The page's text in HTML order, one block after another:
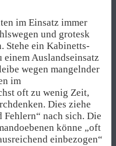
im Einsatz immer
und grotesk
Stehe ein Kabinetts-
einem Auslandseinsatz
wegen mangelnder
im
oft zu wenig Zeit,
Dies ziehe
nach sich. Die
könne „oft
einbezogen“